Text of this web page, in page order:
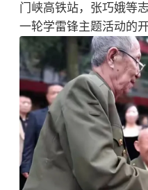
门峡高铁站，张巧娥等
一轮学雷锋主题活动的开